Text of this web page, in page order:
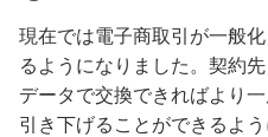
現在では電子商取引が一般
るようになりました。契約
データで交換できればより
引き下げることができるよ